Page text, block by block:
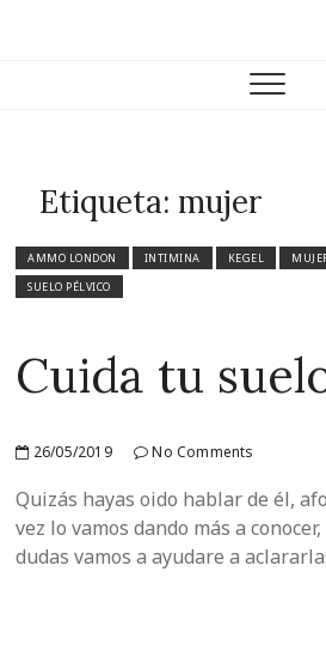
Farmacia
Etiqueta: mujer
AMMO LONDON INTIMINA KEGEL
SUELO PÉLVICO
Cuida tu
26/05/2019 No Comments
Quizás hayas oido hablar de él,
vez lo vamos dando más a
dudas vamos a ayudare a